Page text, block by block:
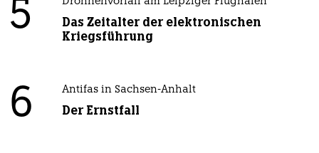
5
Das Zeitalter der elektronischen
Kriegsführung
6 Antifas in Sachsen-Anhalt
Der Ernstfall